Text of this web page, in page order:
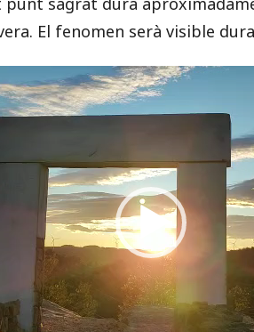
El fenomen serà visible